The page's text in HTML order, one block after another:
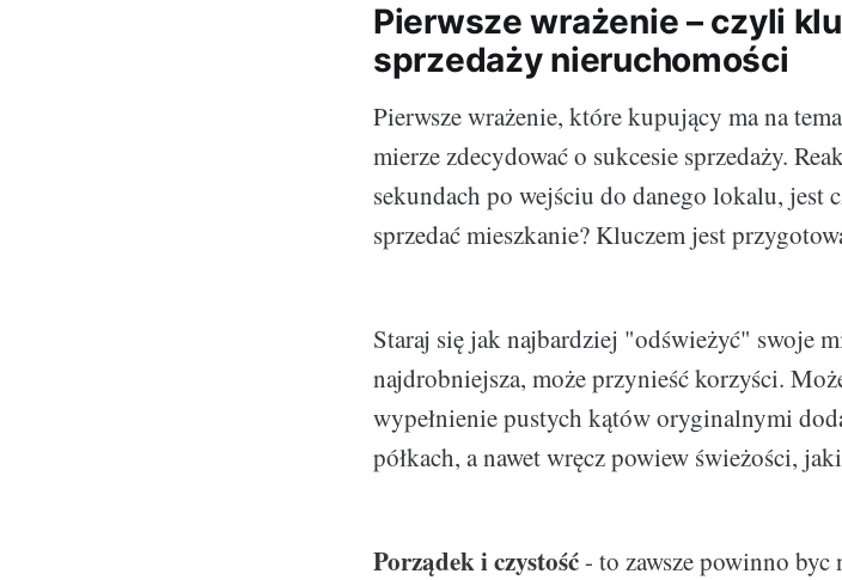
Pierwsze wrażenie – czyli
sprzedaży nieruchomości
Pierwsze wrażenie, które kupujący ma na
mierze zdecydować o sukcesie sprzedaży.
sekundach po wejściu do danego lokalu, jest
sprzedać mieszkanie? Kluczem jest
Staraj się jak najbardziej "odświeżyć" swoje
najdrobniejsza, może przynieść korzyści.
wypełnienie pustych kątów oryginalnymi
półkach, a nawet wręcz powiew świeżości,
Porządek i czystość- to zawsze powinno byc